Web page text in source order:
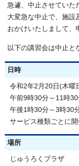
急遽、中止させていた
大変急な中止で、施設
おかけいたしまして、
以下の講習会は中止と
日時
令和2年2月20日(木曜
午前9時30分～11時
午後1時30分～3時30
サービス種類ごとに開
場所
じゅうろくプラザ